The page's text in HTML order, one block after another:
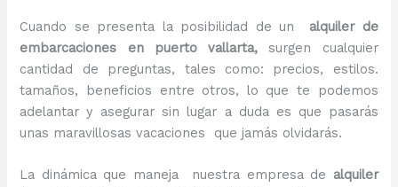
Cuando se presenta la posibilidad de un alquiler de
embarcaciones en puerto vallarta,surgen cualquier
cantidad de preguntas, tales como: precios, estilos.
tamaños, beneficios entre otros, lo que te podemos
adelantar y asegurar sin lugar a duda es que pasarás
unas maravillosas vacaciones que jamás olvidarás.
La dinámica que maneja nuestra empresa de alquiler